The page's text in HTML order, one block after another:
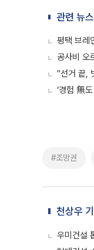
관련 뉴스
평택 브레
공사비 오
"선거 끝,
‘경험 無
#조망권
천상우
우미건설